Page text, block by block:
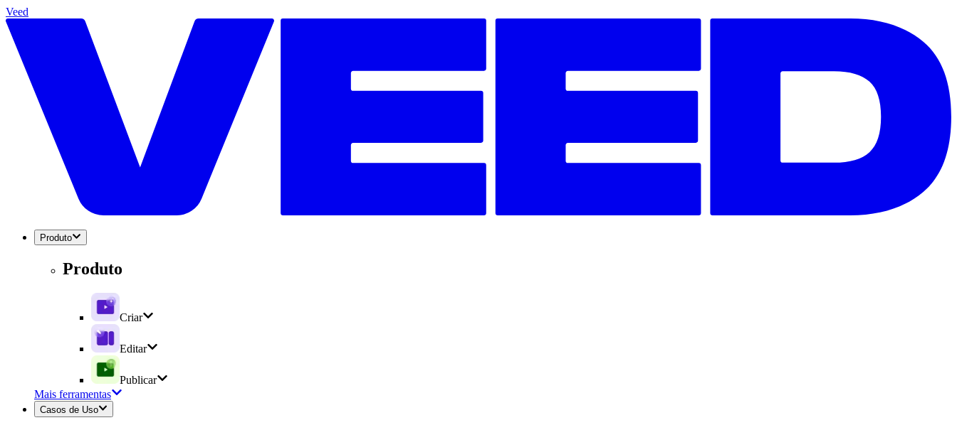
Veed
Produto
Produto
Criar
Editar
Publicar
Mais ferramentas
Casos de Uso